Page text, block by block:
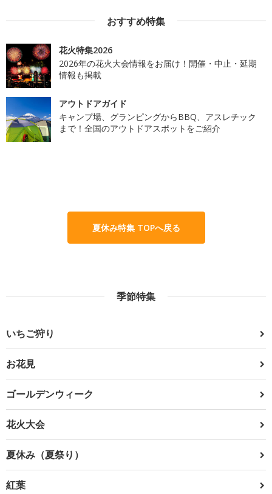
おすすめ特集
花火特集2026
2026年の花火大会情報をお届け！開催・中止・延期
情報も掲載
アウトドアガイド
キャンプ場、グランピングからBBQ、アスレチック
まで！全国のアウトドアスポットをご紹介
夏休み特集 TOPへ戻る
季節特集
いちご狩り
お花見
ゴールデンウィーク
花火大会
夏休み（夏祭り）
紅葉